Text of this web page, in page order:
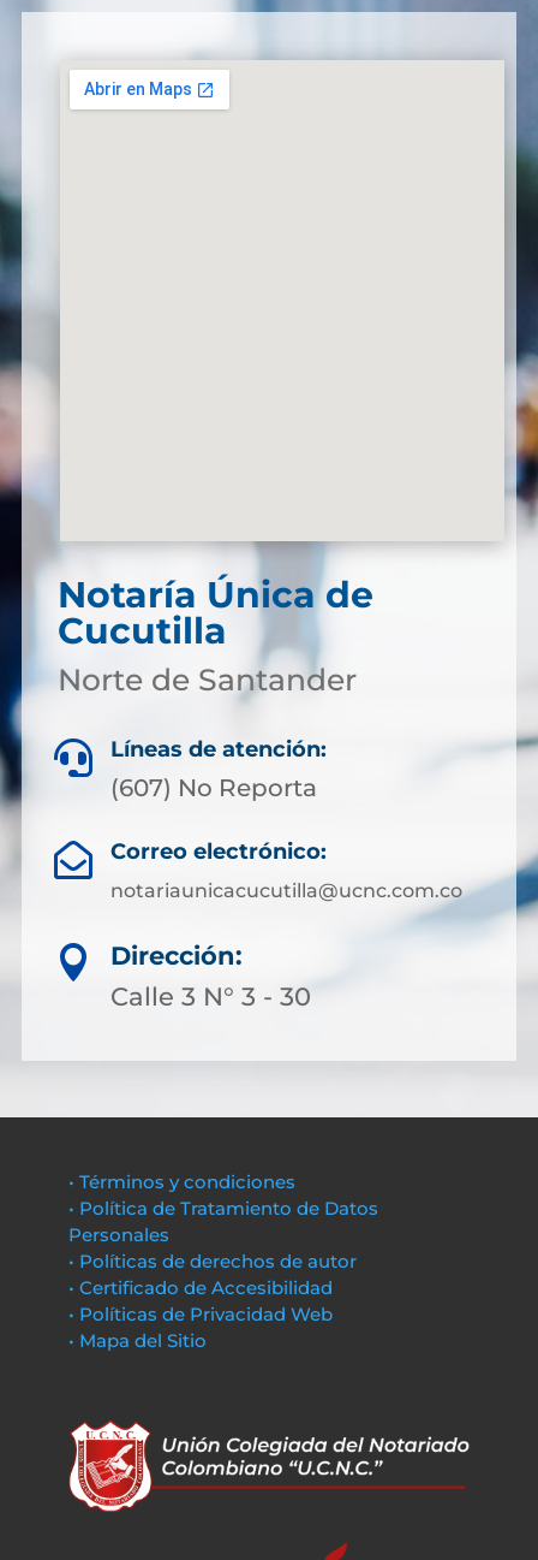
Notaría Única de
Cucutilla
Norte de Santander
 Líneas de atención:
(607) No Reporta
 Correo electrónico:
notariaunicacucutilla@ucnc.com.co

Dirección:
Calle 3 N° 3 - 30
• Términos y condiciones
• Política de Tratamiento de Datos
Personales
• Políticas de derechos de autor
• Certificado de Accesibilidad
• Políticas de Privacidad Web
• Mapa del Sitio